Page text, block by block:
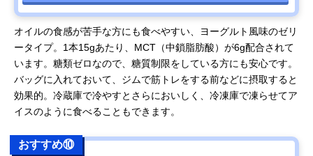
オイルの食感が苦手な方にも食べやすい、ヨーグルト風味のゼリ
ータイプ。1本15gあたり、MCT（中鎖脂肪酸）が6g配合されて
います。糖類ゼロなので、糖質制限をしている方にも安心です。
バッグに入れておいて、ジムで筋トレをする前などに摂取すると
効果的。冷蔵庫で冷やすとさらにおいしく、冷凍庫で凍らせてア
イスのように食べることもできます。
おすすめ⑩